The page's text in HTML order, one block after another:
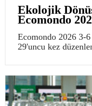
Ekolojik
Ecomondo
Ecomondo 2026 3-6
29'uncu kez